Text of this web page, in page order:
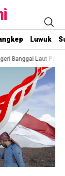
Luwuk
Setiap